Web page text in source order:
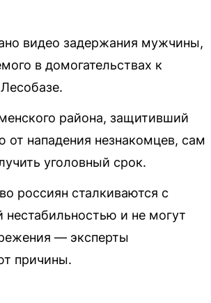
видео задержания мужчины,
в домогательствах к
района, защитивший
от нападения незнакомцев, сам
уголовный срок.
россиян сталкиваются с
нестабильностью и не могут
— эксперты
причины.